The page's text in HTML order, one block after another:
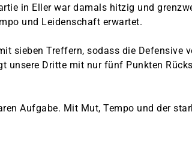
in Eller war damals hitzig und
und Leidenschaft erwartet.
sieben Treffern, sodass die Defensive
unsere Dritte mit nur fünf Punkten
Aufgabe. Mit Mut, Tempo und der